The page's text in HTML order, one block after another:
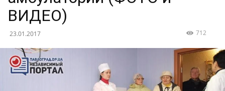
ВИДЕО)
23.01.2017 712